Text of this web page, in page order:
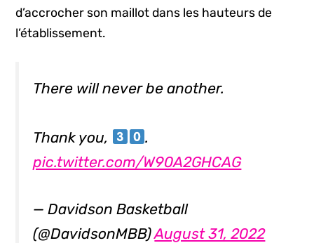
d’accrocher son maillot dans les hauteurs de
l’établissement.
There will never be another.
Thank you,
.
pic.twitter.com/W90A2GHCAG
— Davidson Basketball
(@DavidsonMBB)August 31, 2022